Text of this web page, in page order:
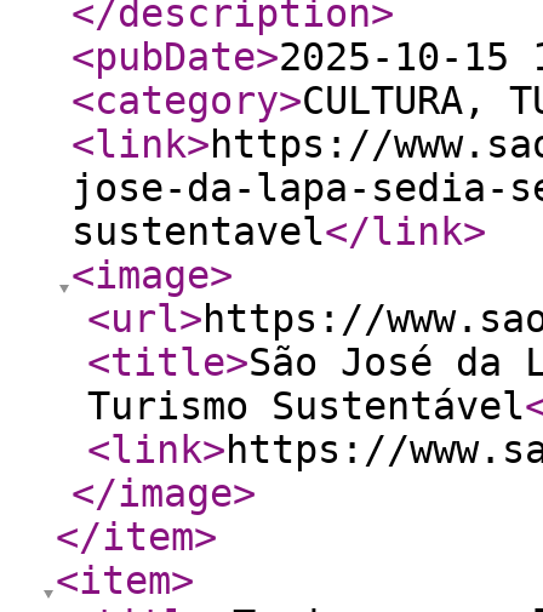
</description>
<pubDate>2025-10-15
<category>CULTURA,
<link>https://
jose-da-lapa-sedia-
sustentavel</link>
<image>
<url>https://
<title>São José da
Turismo Sustentável
<link>https://
</image>
</item>
<item>